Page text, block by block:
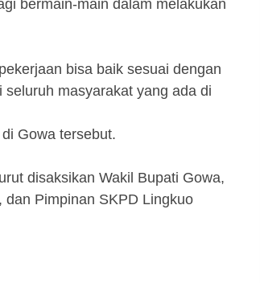
bermain-main dalam melakukan
bisa baik sesuai dengan
masyarakat yang ada di
Gowa tersebut.
disaksikan Wakil Bupati Gowa,
Pimpinan SKPD Lingkuo